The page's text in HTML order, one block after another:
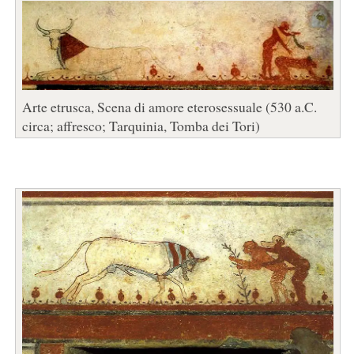
Arte etrusca, Scena di amore eterosessuale (530 a.C.
circa; affresco; Tarquinia, Tomba dei Tori)